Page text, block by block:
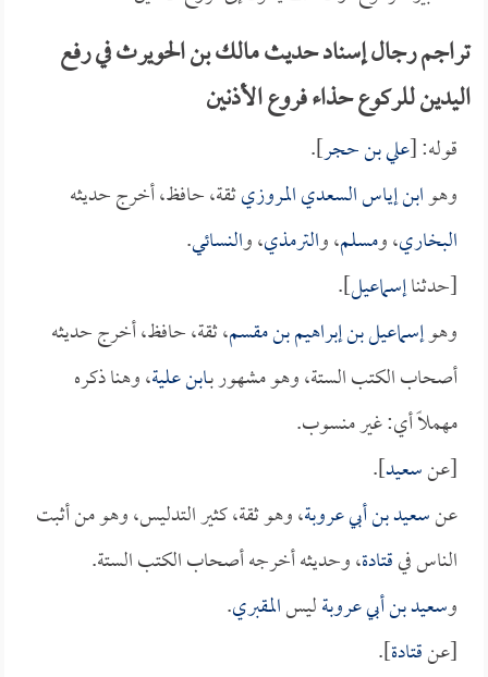
تراجم رجال إسناد حديث مالك بن الحويرث في رفع
اليدين للركوع حذاء فروع الأذنين
قوله: [علي بن حجر].
وهوابن إياس السعدي المروزيثقة، حافظ، أخرج حديثه
البخاري، ومسلم، والترمذي، والنسائي.
[حدثناإسماعيل].
وهوإسماعيل بن إبراهيم بن مقسم، ثقة، حافظ، أخرج حديثه
أصحاب الكتب الستة، وهو مشهور بـابن علية، وهنا ذكره
مهملاً أي: غير منسوب.
[عنسعيد].
عنسعيد بن أبي عروبة، وهو ثقة، كثير التدليس، وهو من أثبت
الناس فيقتادة، وحديثه أخرجه أصحاب الكتب الستة.
وسعيد بن أبي عروبةليسالمقبري.
[عنقتادة].